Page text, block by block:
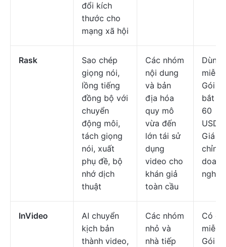
đổi kích
thước cho
mạng xã hội
Rask
Sao chép
giọng nói,
lồng tiếng
đồng bộ với
chuyển
động môi,
tách giọng
nói, xuất
phụ đề, bộ
nhớ dịch
thuật
Các nhóm
nội dung
và bản
địa hóa
quy mô
vừa đến
lớn tái sử
dụng
video cho
khán giả
toàn cầu
Dùng
miễn
Gói
bắt
60
USD/
Giá
chỉnh
doanh
InVideo
AI chuyển
kịch bản
thành video,
Các nhóm
nhỏ và
nhà tiếp
Có
miễn
Gói